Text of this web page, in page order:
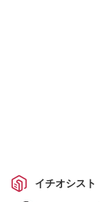
イチオシスト